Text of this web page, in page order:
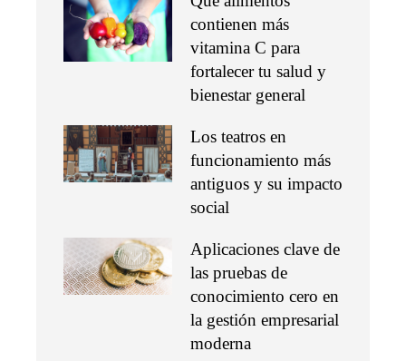
contienen más
vitamina C para
fortalecer tu salud y
bienestar general
Los teatros en
funcionamiento más
antiguos y su impacto
social
Aplicaciones clave de
las pruebas de
conocimiento cero en
la gestión empresarial
moderna